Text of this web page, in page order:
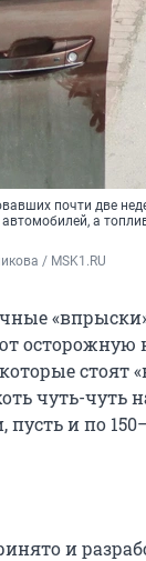
почти две
а
/ MSK1.RU
осторожную
стоят
чуть-чуть
пусть и по
и